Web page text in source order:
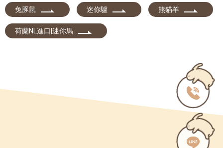
兔豚鼠 迷你驢 熊貓羊
荷蘭NL進口|迷你馬